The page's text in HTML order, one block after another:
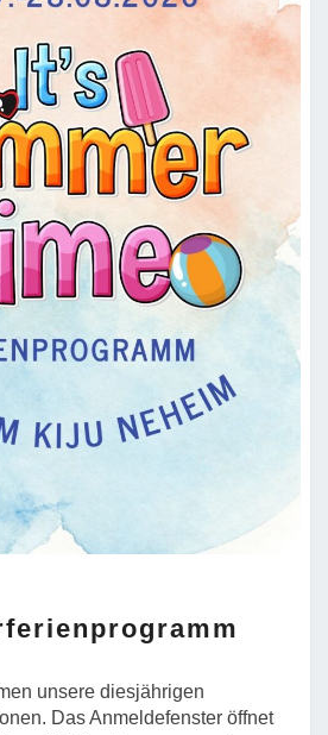
unsere diesjährigen
Das Anmeldefenster öffnet